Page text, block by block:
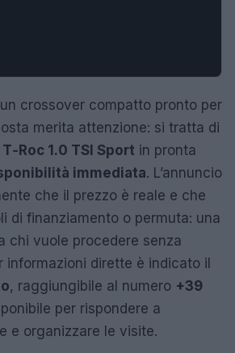
crossover compatto pronto per
merita attenzione: si tratta di
1.0 TSI Sport in pronta
immediata. L’annuncio
che il prezzo è reale e che
di finanziamento o permuta: una
chi vuole procedere senza
informazioni dirette è indicato il
, raggiungibile al numero +39
per rispondere a
e organizzare le visite.